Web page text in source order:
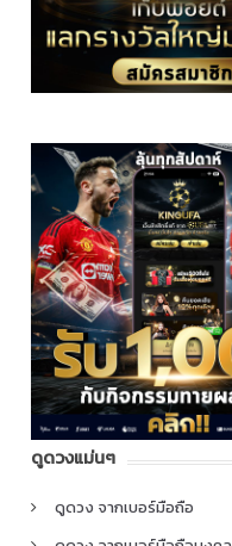
ดูดวงแม่นๆ
ดูดวง จากเบอร์มือถือ